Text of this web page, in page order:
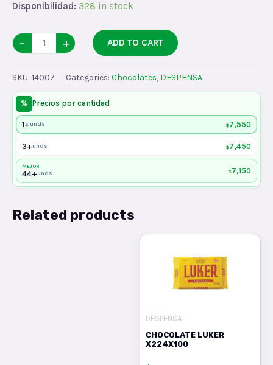
Disponibilidad: 328 in stock
CHOCOLISTO
SOBRx200x44
quantity
− + ADD TO CART
SKU: 14007 Categories: Chocolates, DESPENSA
% Precios por cantidad
1+unds $7,550
3+unds $7,450
MEJOR
44+unds $7,150
Related products
DESPENSA
CHOCOLATE LUKER
X224X100